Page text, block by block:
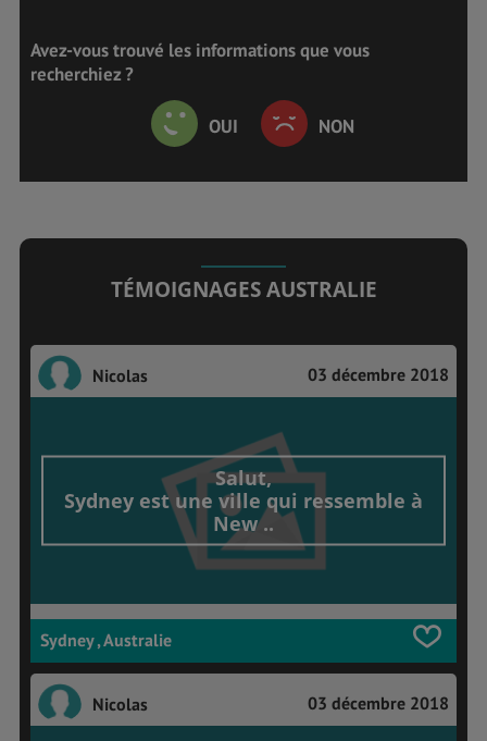
Avez-vous trouvé les informations que vous
recherchiez ?
OUI NON
TÉMOIGNAGES AUSTRALIE
Nicolas 03 décembre 2018
Salut,
Sydney est une ville qui ressemble à
New ..
Sydney , Australie
Nicolas 03 décembre 2018